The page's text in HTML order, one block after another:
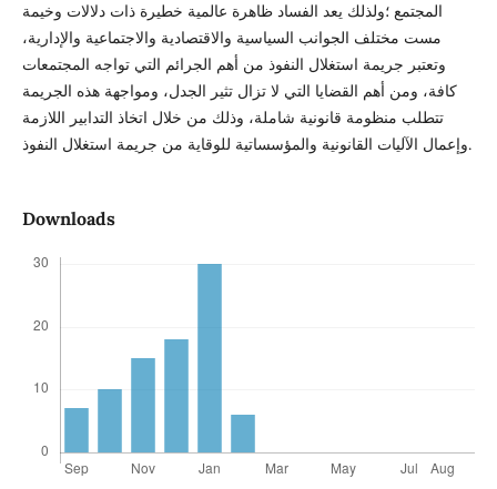
المجتمع ؛ولذلك يعد الفساد ظاهرة عالمية خطيرة ذات دلالات وخيمة
مست مختلف الجوانب السياسية والاقتصادية والاجتماعية والإدارية،
وتعتبر جريمة استغلال النفوذ من أهم الجرائم التي تواجه المجتمعات
كافة، ومن أهم القضايا التي لا تزال تثير الجدل، ومواجهة هذه الجريمة
تتطلب منظومة قانونية شاملة، وذلك من خلال اتخاذ التدابير اللازمة
وإعمال الآليات القانونية والمؤسساتية للوقاية من جريمة استغلال النفوذ.
Downloads